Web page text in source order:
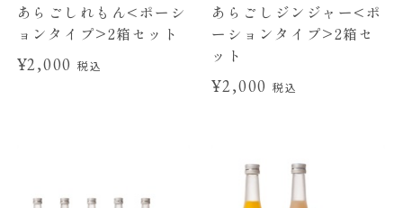
あらごしれもん<ポーシ
ョンタイプ>2箱セット
¥2,000税込
あらごしジンジャー<ポ
ーションタイプ>2箱セ
ット
¥2,000 税込